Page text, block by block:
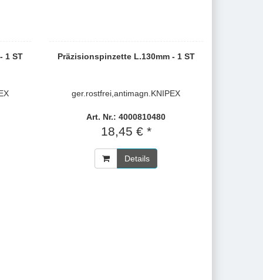
1 ST Präzisionspinzette L.130mm - 1 ST
ger.rostfrei,antimagn.KNIPEX
Art. Nr.: 4000810480
18,45 € *
Details